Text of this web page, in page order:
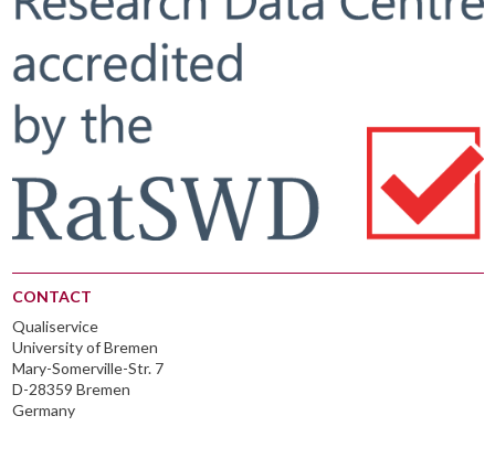
CONTACT
Qualiservice
University of Bremen
Mary-Somerville-Str. 7
D-28359 Bremen
Germany